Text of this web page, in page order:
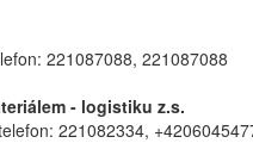
221087088, 221087088
- logistiku z.s.
221082334,